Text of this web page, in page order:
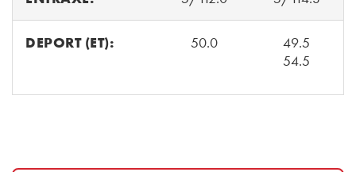
DEPORT (ET): 50.0
49.5
54.5